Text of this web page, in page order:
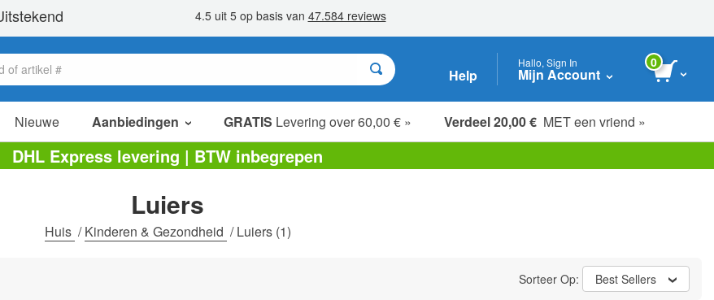
Help
Hallo, Sign In
Mijn Account
0
Nieuwe Aanbiedingen GRATIS Levering over 60,00 € » Verdeel 20,00 € MET een vriend »
verkoop items
value packs
opruiming
DHL Express levering | BTW inbegrepen
Luiers
Huis /Kinderen & Gezondheid /Luiers(1)
Sorteer Op: Best Sellers